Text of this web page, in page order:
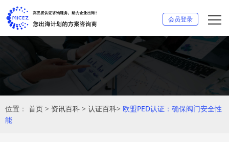
会员登录
位置： 首页 > 资讯百科 > 认证百科> 欧盟PED认证：确保阀门安全性
能